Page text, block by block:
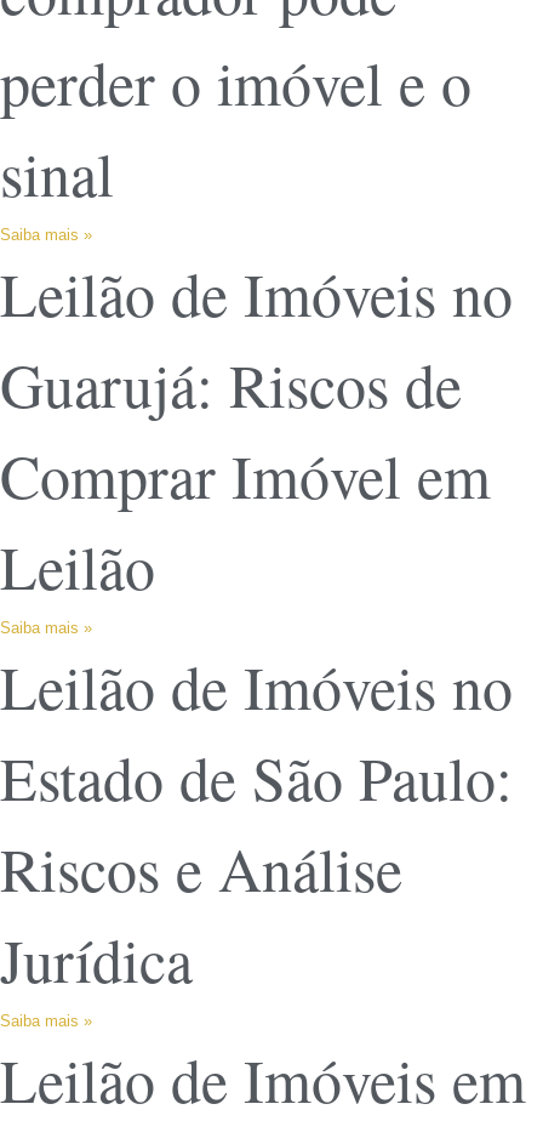
perder o imóvel e o
sinal
Saiba mais »
Leilão de Imóveis no
Guarujá: Riscos de
Comprar Imóvel em
Leilão
Saiba mais »
Leilão de Imóveis no
Estado de São Paulo:
Riscos e Análise
Jurídica
Saiba mais »
Leilão de Imóveis em